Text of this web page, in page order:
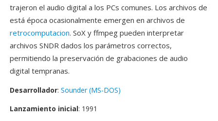
trajeron el audio digital a los PCs comunes. Los archivos de
está época ocasionalmente emergen en archivos de
retrocomputacion. SoX y ffmpeg pueden interpretar
archivos SNDR dados los parámetros correctos,
permitiendo la preservación de grabaciones de audio
digital tempranas.
Desarrollador: Sounder (MS-DOS)
Lanzamiento inicial: 1991